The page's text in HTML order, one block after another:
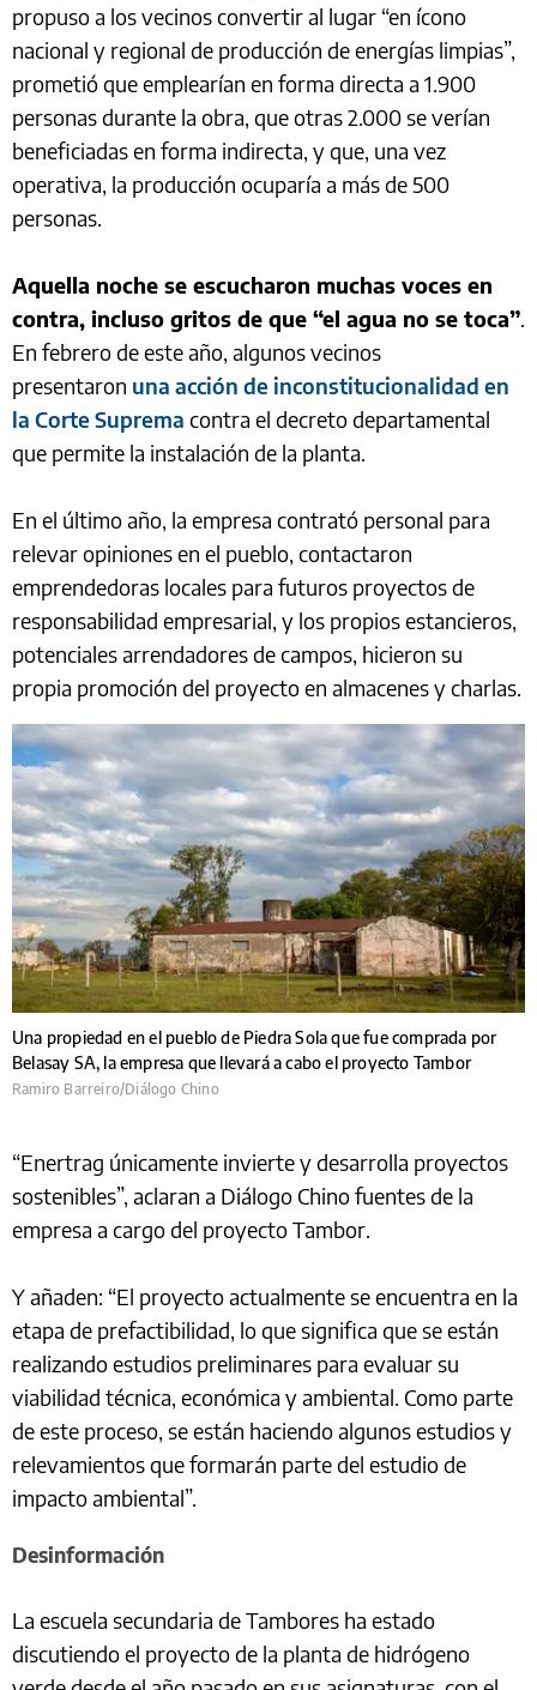
propuso a los vecinos convertir al lugar “en ícono
nacional y regional de producción de energías limpias”,
prometió que emplearían en forma directa a 1.900
personas durante la obra, que otras 2.000 se verían
beneficiadas en forma indirecta, y que, una vez
operativa, la producción ocuparía a más de 500
personas.
Aquella noche se escucharon muchas voces en
contra, incluso gritos de que “el agua no se toca”.
En febrero de este año, algunos vecinos
presentaron una acción de inconstitucionalidad en
la Corte Suprema contra el decreto departamental
que permite la instalación de la planta.
En el último año, la empresa contrató personal para
relevar opiniones en el pueblo, contactaron
emprendedoras locales para futuros proyectos de
responsabilidad empresarial, y los propios estancieros,
potenciales arrendadores de campos, hicieron su
propia promoción del proyecto en almacenes y charlas.
Una propiedad en el pueblo de Piedra Sola que fue comprada por
Belasay SA, la empresa que llevará a cabo el proyecto Tambor
Ramiro Barreiro/Diálogo Chino
“Enertrag únicamente invierte y desarrolla proyectos
sostenibles”, aclaran a Diálogo Chino fuentes de la
empresa a cargo del proyecto Tambor.
Y añaden: “El proyecto actualmente se encuentra en la
etapa de prefactibilidad, lo que significa que se están
realizando estudios preliminares para evaluar su
viabilidad técnica, económica y ambiental. Como parte
de este proceso, se están haciendo algunos estudios y
relevamientos que formarán parte del estudio de
impacto ambiental”.
Desinformación
La escuela secundaria de Tambores ha estado
discutiendo el proyecto de la planta de hidrógeno